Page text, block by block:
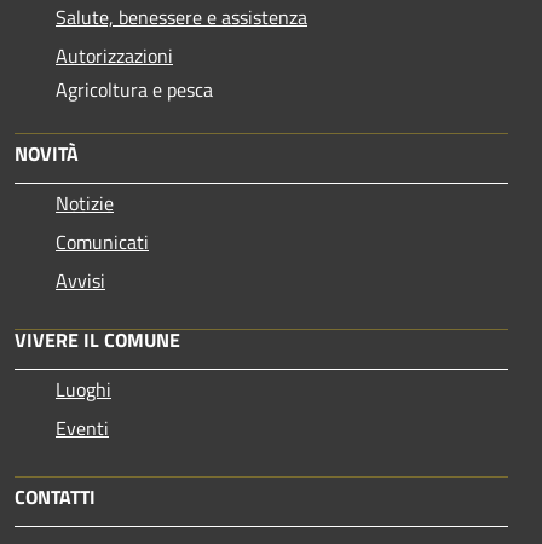
Salute, benessere e assistenza
Autorizzazioni
Agricoltura e pesca
NOVITÀ
Notizie
Comunicati
Avvisi
VIVERE IL COMUNE
Luoghi
Eventi
CONTATTI